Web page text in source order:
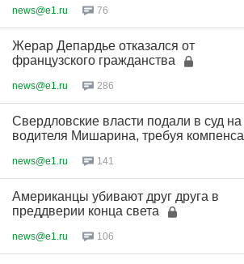
news@e1.ru 76
Жерар Депардье отказался от
французского гражданства
news@e1.ru 286
Свердловские власти подали в суд на
водителя Мишарина, требуя компенса
news@e1.ru 141
Американцы убивают друг друга в
преддверии конца света
news@e1.ru 106